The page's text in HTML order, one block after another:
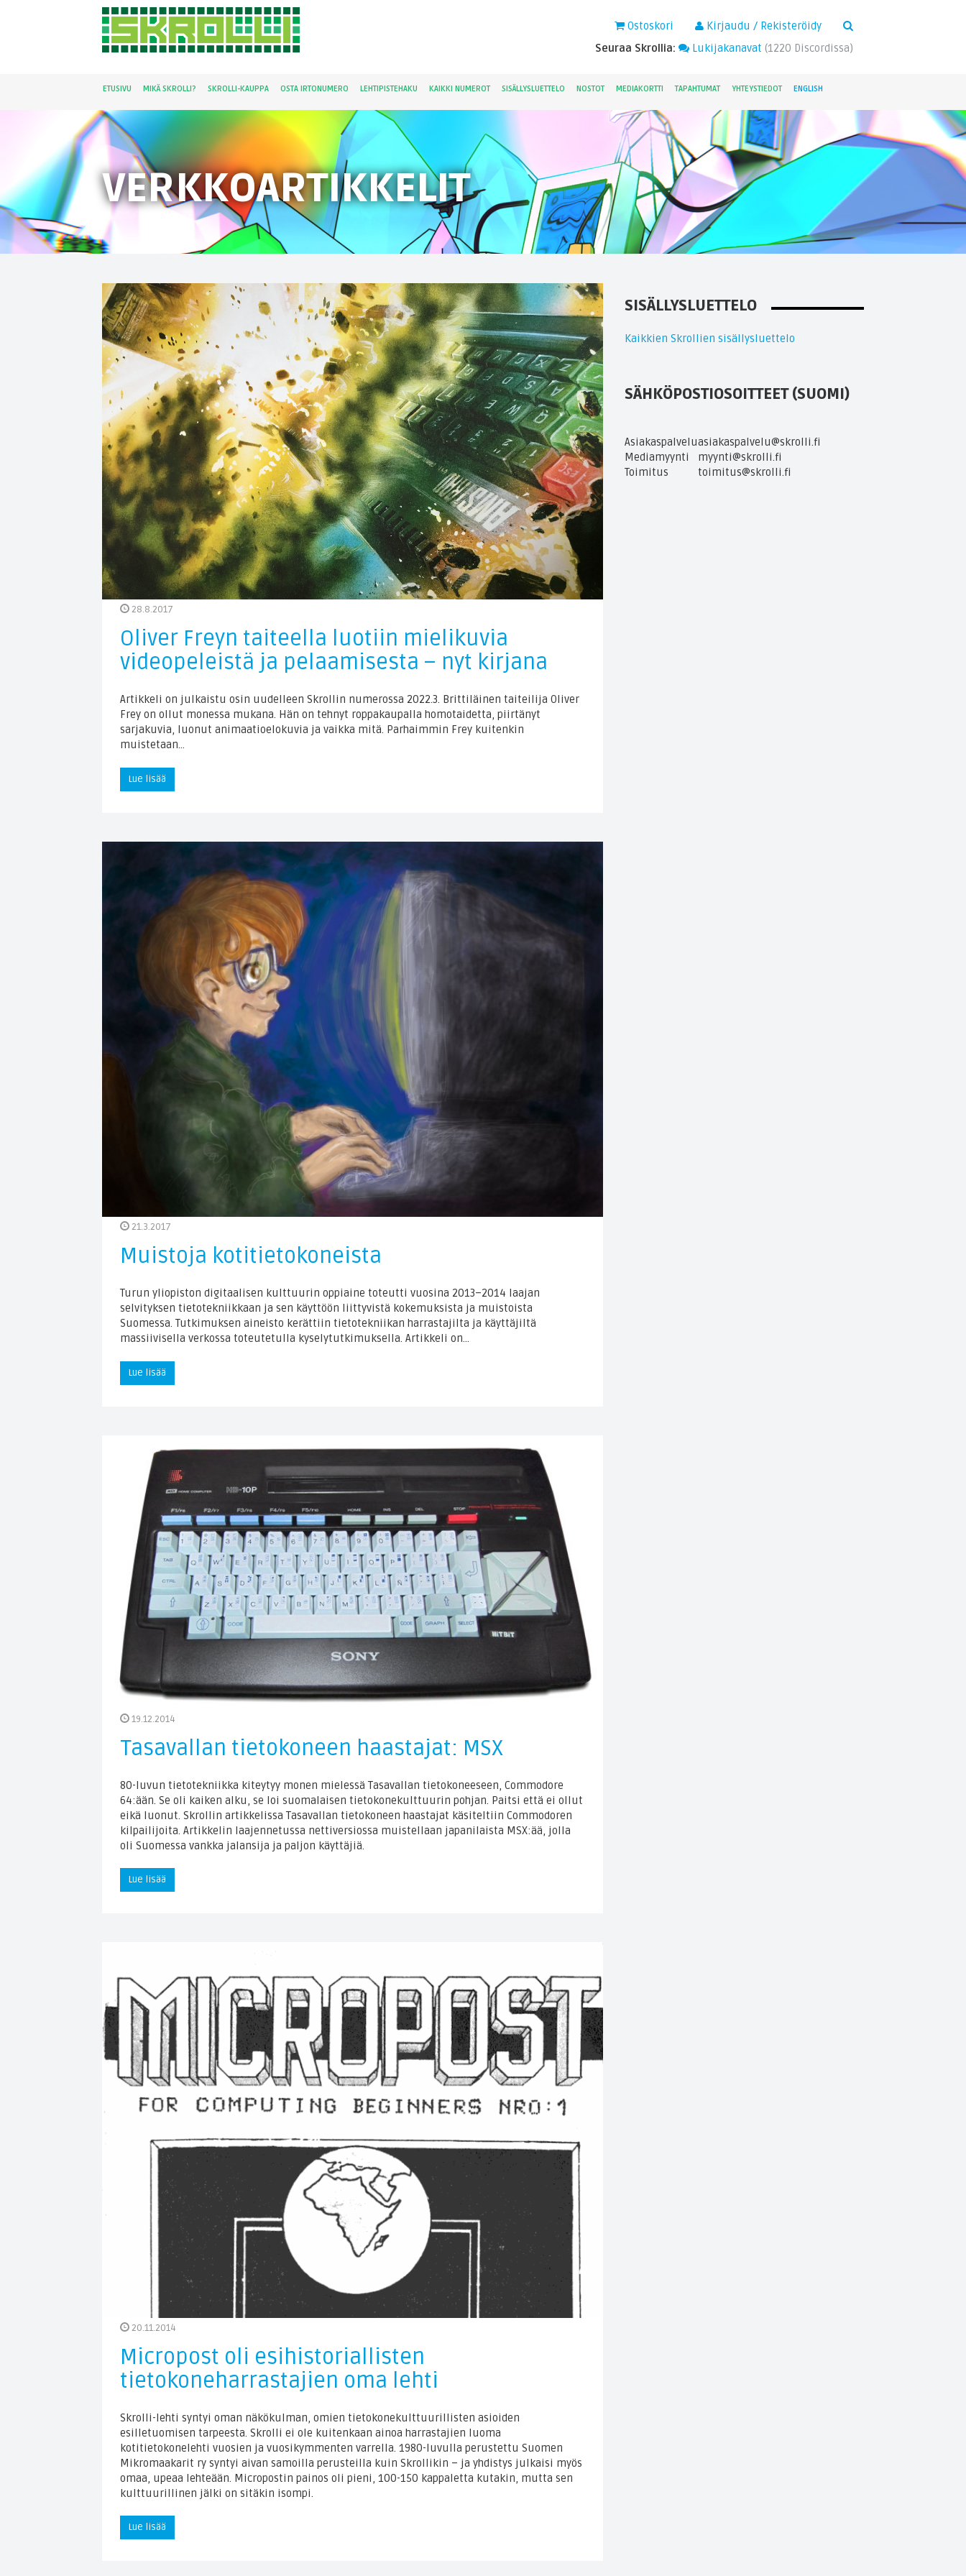
Kirjaudu / Rekisteröidy
Ostoskori
Seuraa Skrollia:
Lukijakanavat (1220 Discordissa)
ETUSIVU MIKÄ SKROLLI? SKROLLI-KAUPPA OSTA IRTONUMERO LEHTIPISTEHAKU KAIKKI NUMEROT SISÄLLYSLUETTELO NOSTOT MEDIAKORTTI TAPAHTUMAT YHTEYSTIEDOT ENGLISH
VERKKOARTIKKELIT
28.8.2017
Oliver Freyn taiteella luotiin mielikuvia
videopeleistä ja pelaamisesta – nyt kirjana
Artikkeli on julkaistu osin uudelleen Skrollin numerossa 2022.3. Brittiläinen taiteilija Oliver
Frey on ollut monessa mukana. Hän on tehnyt roppakaupalla homotaidetta, piirtänyt
sarjakuvia, luonut animaatioelokuvia ja vaikka mitä. Parhaimmin Frey kuitenkin
muistetaan…
Lue lisää
21.3.2017
Muistoja kotitietokoneista
Turun yliopiston digitaalisen kulttuurin oppiaine toteutti vuosina 2013–2014 laajan
selvityksen tietotekniikkaan ja sen käyttöön liittyvistä kokemuksista ja muistoista
Suomessa. Tutkimuksen aineisto kerättiin tietotekniikan harrastajilta ja käyttäjiltä
massiivisella verkossa toteutetulla kyselytutkimuksella. Artikkeli on…
Lue lisää
19.12.2014
Tasavallan tietokoneen haastajat: MSX
80-luvun tietotekniikka kiteytyy monen mielessä Tasavallan tietokoneeseen, Commodore
64:ään. Se oli kaiken alku, se loi suomalaisen tietokonekulttuurin pohjan. Paitsi että ei ollut
eikä luonut. Skrollin artikkelissa Tasavallan tietokoneen haastajat käsiteltiin Commodoren
kilpailijoita. Artikkelin laajennetussa nettiversiossa muistellaan japanilaista MSX:ää, jolla
oli Suomessa vankka jalansija ja paljon käyttäjiä.
Lue lisää
20.11.2014
Micropost oli esihistoriallisten
tietokoneharrastajien oma lehti
Skrolli-lehti syntyi oman näkökulman, omien tietokonekulttuurillisten asioiden
esilletuomisen tarpeesta. Skrolli ei ole kuitenkaan ainoa harrastajien luoma
kotitietokonelehti vuosien ja vuosikymmenten varrella. 1980-luvulla perustettu Suomen
Mikromaakarit ry syntyi aivan samoilla perusteilla kuin Skrollikin – ja yhdistys julkaisi myös
omaa, upeaa lehteään. Micropostin painos oli pieni, 100-150 kappaletta kutakin, mutta sen
kulttuurillinen jälki on sitäkin isompi.
Lue lisää
SISÄLLYSLUETTELO
Kaikkien Skrollien sisällysluettelo
SÄHKÖPOSTIOSOITTEET (SUOMI)
Asiakaspalveluasiakaspalvelu@skrolli.fi
Mediamyynti
myynti@skrolli.fi
Toimitus
toimitus@skrolli.fi